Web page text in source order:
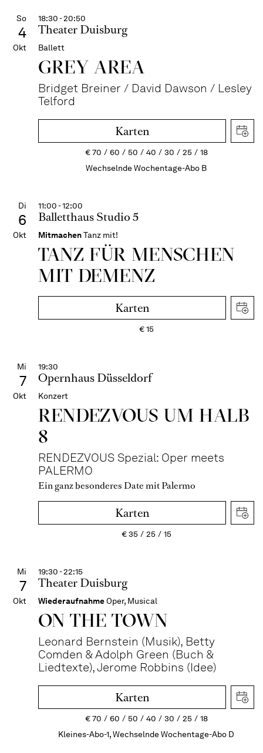
So
4
Okt
18:30 - 20:50
Theater Duisburg
Ballett
GREY AREA
Bridget Breiner / David Dawson / Lesley
Telford
Karten
€70 60 50 40 30 25
18
Wechselnde Wochentage-Abo B
Di
6
Okt
11:00 - 12:00
Balletthaus Studio 5
MitmachenTanz mit!
TANZ FÜR MENSCHEN
MIT DEMENZ
Karten
€15
Mi
7
Okt
19:30
Opernhaus Düsseldorf
Konzert
RENDEZVOUS UM HALB
8
RENDEZVOUS Spezial: Oper meets
PALERMO
Ein ganz besonderes Date mit Palermo
Karten
€35 25 15
Mi
7
Okt
19:30 - 22:15
Theater Duisburg
WiederaufnahmeOper, Musical
ON THE TOWN
Leonard Bernstein (Musik), Betty
Comden & Adolph Green (Buch &
Liedtexte), Jerome Robbins (Idee)
Karten
€70 60 50 40 30 25
18
Kleines-Abo-1, Wechselnde Wochentage-Abo D